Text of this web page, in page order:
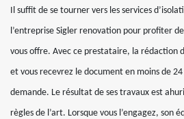
Il suffit de se tourner vers les services
l’entreprise Sigler renovation pour profiter
vous offre. Avec ce prestataire, la rédaction
et vous recevrez le document en moins de
demande. Le résultat de ses travaux est
règles de l’art. Lorsque vous l’engagez, son